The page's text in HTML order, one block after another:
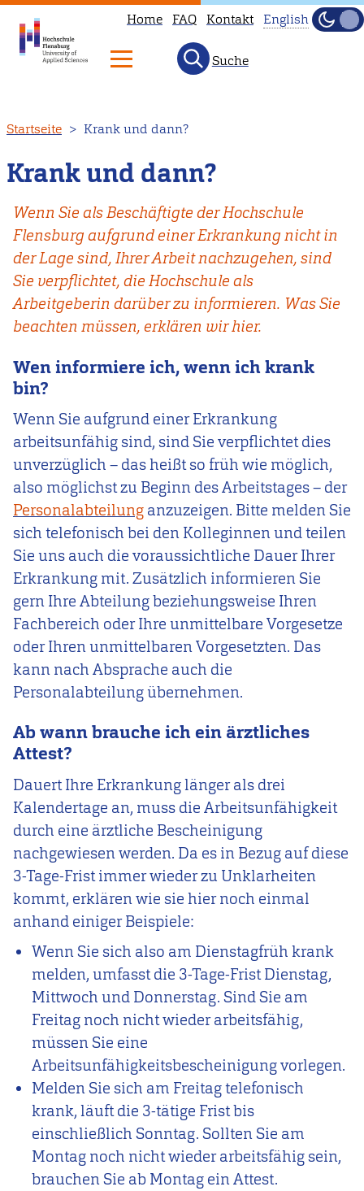
zum
Inhalt
Home FAQ Kontakt
English.
Head
our
English
instead.
English
Hell
Suche
Startseite Krank und dann?
Krank und dann?
Wenn Sie als Beschäftigte der Hochschule
Flensburg aufgrund einer Erkrankung nicht in
der Lage sind, Ihrer Arbeit nachzugehen, sind
Sie verpflichtet, die Hochschule als
Arbeitgeberin darüber zu informieren. Was Sie
beachten müssen, erklären wir hier.
Wen informiere ich, wenn ich krank
bin?
Wenn Sie aufgrund einer Erkrankung
arbeitsunfähig sind, sind Sie verpflichtet dies
unverzüglich – das heißt so früh wie möglich,
also möglichst zu Beginn des Arbeitstages – der
Personalabteilung anzuzeigen. Bitte melden Sie
sich telefonisch bei den Kolleginnen und teilen
Sie uns auch die voraussichtliche Dauer Ihrer
Erkrankung mit. Zusätzlich informieren Sie
gern Ihre Abteilung beziehungsweise Ihren
Fachbereich oder Ihre unmittelbare Vorgesetze
oder Ihren unmittelbaren Vorgesetzten. Das
kann nach Absprache auch die
Personalabteilung übernehmen.
Ab wann brauche ich ein ärztliches
Attest?
Dauert Ihre Erkrankung länger als drei
Kalendertage an, muss die Arbeitsunfähigkeit
durch eine ärztliche Bescheinigung
nachgewiesen werden. Da es in Bezug auf diese
3-Tage-Frist immer wieder zu Unklarheiten
kommt, erklären wie sie hier noch einmal
anhand einiger Beispiele:
Wenn Sie sich also am Dienstagfrüh krank
melden, umfasst die 3-Tage-Frist Dienstag,
Mittwoch und Donnerstag. Sind Sie am
Freitag noch nicht wieder arbeitsfähig,
müssen Sie eine
Arbeitsunfähigkeitsbescheinigung vorlegen.
Melden Sie sich am Freitag telefonisch
krank, läuft die 3-tätige Frist bis
einschließlich Sonntag. Sollten Sie am
Montag noch nicht wieder arbeitsfähig sein,
brauchen Sie ab Montag ein Attest.